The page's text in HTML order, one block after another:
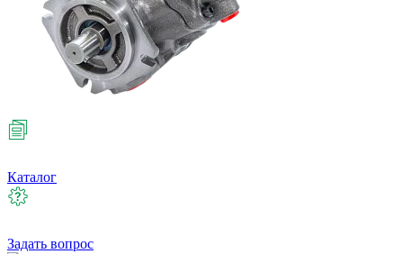
Каталог
Задать вопрос